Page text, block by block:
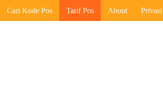
Cari Kode Pos Tarif Pos About Privasi